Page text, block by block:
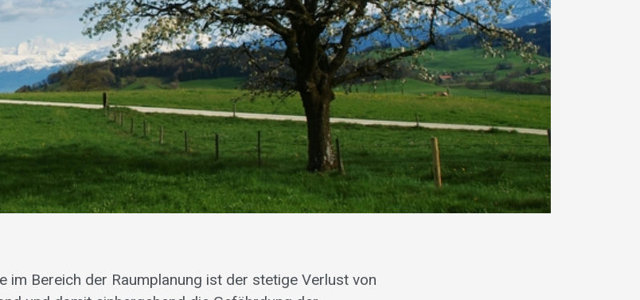
im Bereich der Raumplanung ist der stetige Verlust von